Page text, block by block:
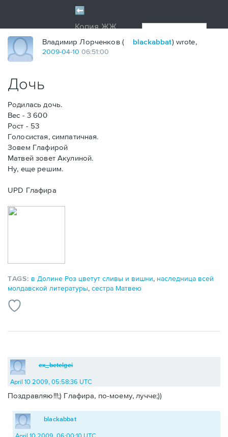
Владимир Лорченков ( blackabbat) wrote,
2009-04-10 06:51:00
Дочь
Родилась дочь.
Вес - 3 600
Рост - 53
Голосистая, симпатичная.
Зовем Глафирой
Матвей зовет Акулиной.
Ну, еще решим.
UPD Глафира
TAGS: в Долине Роз цветут сливы и вишни, наследница всей
молдавской литературы, сестра Матвею
ex_betelgei
April 10 2009, 05:58:36 UTC
Поздравляю!!!;) Глафира, по-моему, лучче;))
blackabbat